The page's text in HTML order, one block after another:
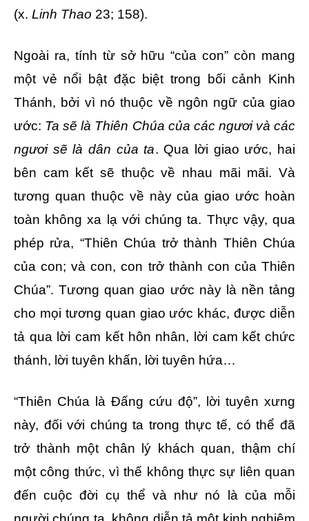
(x. Linh Thao 23; 158).
Ngoài ra, tính từ sở hữu “của con” còn mang
một vẻ nổi bật đặc biệt trong bối cảnh Kinh
Thánh, bởi vì nó thuộc về ngôn ngữ của giao
ước: Ta sẽ là Thiên Chúa của các ngươi và các
ngươi sẽ là dân của ta. Qua lời giao ước, hai
bên cam kết sẽ thuộc về nhau mãi mãi. Và
tương quan thuộc về này của giao ước hoàn
toàn không xa lạ với chúng ta. Thực vậy, qua
phép rửa, “Thiên Chúa trở thành Thiên Chúa
của con; và con, con trở thành con của Thiên
Chúa”. Tương quan giao ước này là nền tảng
cho mọi tương quan giao ước khác, được diễn
tả qua lời cam kết hôn nhân, lời cam kết chức
thánh, lời tuyên khấn, lời tuyên hứa…
“Thiên Chúa là Đấng cứu độ”, lời tuyên xưng
này, đối với chúng ta trong thực tế, có thể đã
trở thành một chân lý khách quan, thậm chí
một công thức, vì thế không thực sự liên quan
đến cuộc đời cụ thể và như nó là của mỗi